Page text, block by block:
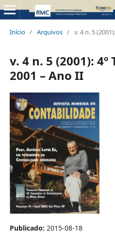
Início / Arquivos / v. 4 n. 5
v. 4 n. 5 (2001):
2001 – Ano II
Publicado: 2015-08-18